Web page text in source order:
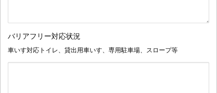
バリアフリー対応状況
車いす対応トイレ、貸出用車いす、専用駐車場、スロープ等